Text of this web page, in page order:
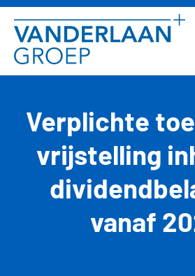
Verplichte
vrijstelling
vanaf